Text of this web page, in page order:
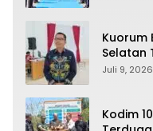
Kuorum
Selatan
Juli 9, 2026
Kodim